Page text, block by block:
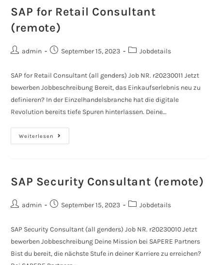
SAP for Retail Consultant
(remote)
admin September 15, 2023 Jobdetails
SAP for Retail Consultant (all genders) Job NR. r20230011 Jetzt
bewerben Jobbeschreibung Bereit, das Einkaufserlebnis neu zu
definieren? In der Einzelhandelsbranche hat die digitale
Revolution bereits tiefe Spuren hinterlassen. Deine…
Weiterlesen
SAP Security Consultant (remote)
admin September 15, 2023 Jobdetails
SAP Security Consultant (all genders) Job NR. r20230010 Jetzt
bewerben Jobbeschreibung Deine Mission bei SAPERE Partners
Bist du bereit, die nächste Stufe in deiner Karriere zu erreichen?